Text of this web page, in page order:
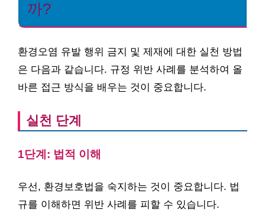
까?
환경오염 유발 행위 금지 및 제재에 대한 실천 방법
은 다음과 같습니다. 규정 위반 사례를 분석하여 올
바른 접근 방식을 배우는 것이 중요합니다.
실천 단계
1단계: 법적 이해
우선, 환경보호법을 숙지하는 것이 중요합니다. 법
규를 이해하면 위반 사례를 피할 수 있습니다.